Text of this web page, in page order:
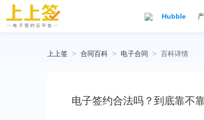
Hubble
上上签 > 合同百科 > 电子合同 > 百科详情
电子签约合法吗？到底靠不